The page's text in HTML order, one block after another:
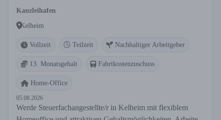
Kanzleihafen
Kelheim
Vollzeit Teilzeit Nachhaltiger Arbeitgeber
13. Monatsgehalt Fahrtkostenzuschuss
Home-Office
05.08.2026
Werde Steuerfachangestellte/r in Kelheim mit flexiblem